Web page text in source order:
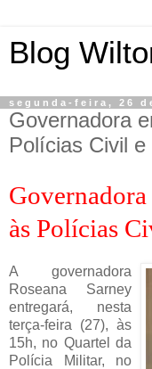
Blog
segunda-feira, 26
Governadora
Polícias Civil e
às Polícias
A governadora
Roseana Sarney
entregará, nesta
terça-feira (27), às
15h, no Quartel da
Polícia Militar, no